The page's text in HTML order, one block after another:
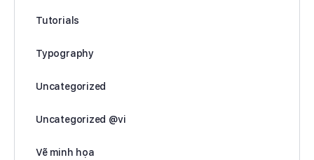
Tutorials
Typography
Uncategorized
Uncategorized @vi
Vẽ minh họa